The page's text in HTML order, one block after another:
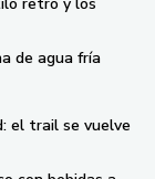
de agua fría
el trail se vuelve